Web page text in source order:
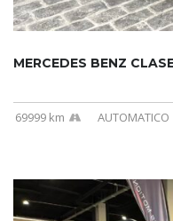
69999 km AUTOMATICO